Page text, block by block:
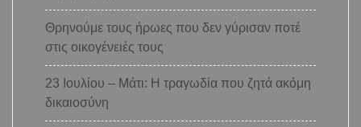
Θρηνούμε τους ήρωες που δεν γύρισαν ποτέ
στις οικογένειές τους
23 Ιουλίου – Μάτι: Η τραγωδία που ζητά ακόμη
δικαιοσύνη